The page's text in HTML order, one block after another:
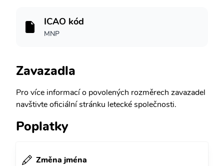
ICAO kód
MNP
Zavazadla
Pro více informací o povolených rozměrech zavazadel
navštivte oficiální stránku letecké společnosti.
Poplatky
Změna jména